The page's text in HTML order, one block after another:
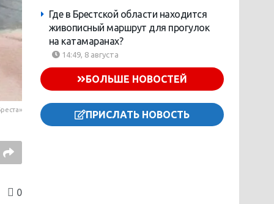
0
Где в Брестской области находится
живописный маршрут для прогулок
на катамаранах?
14:49, 8 августа
БОЛЬШЕ НОВОСТЕЙ
ПРИСЛАТЬ НОВОСТЬ